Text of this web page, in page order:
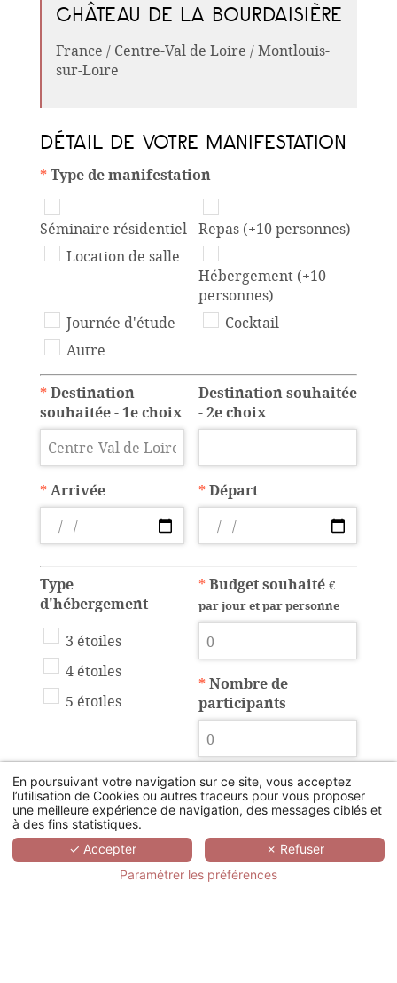
CHÂTEAU DE LA BOURDAISIÈRE
France / Centre-Val de Loire / Montlouis-
sur-Loire
DÉTAIL DE VOTRE MANIFESTATION
*Type de manifestation
Séminaire résidentiel
Repas (+10 personnes)
Location de salle
Hébergement (+10
personnes)
Journée d'étude
Cocktail
Autre
*Destination
souhaitée - 1e choix
Destination souhaitée
- 2e choix
*Arrivée *Départ
Type
d'hébergement
3 étoiles
4 étoiles
5 étoiles
*Budget souhaité €
par jour et par personne
*Nombre de
participants
Nb
chambres
simple
Nb
chambres
double
Nb chambres
twin
En poursuivant votre navigation sur ce site, vous acceptez
l’utilisation de Cookies ou autres traceurs pour vous proposer
une meilleure expérience de navigation, des messages ciblés et
à des fins statistiques.
✓ Accepter
✗ Refuser
Paramétrer les préférences